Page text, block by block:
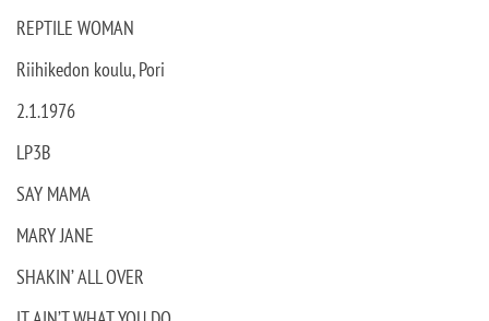
REPTILE WOMAN
Riihikedon koulu, Pori
2.1.1976
LP3B
SAY MAMA
MARY JANE
SHAKIN’ ALL OVER